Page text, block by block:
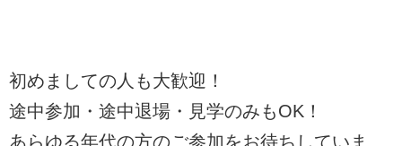
初めましての人も大歓迎！
途中参加・途中退場・見学のみもOK！
あらゆる年代の方のご参加をお待ちしていま